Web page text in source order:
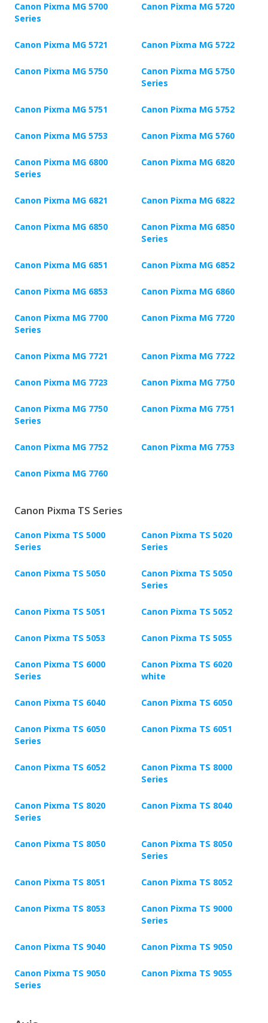
Canon Pixma MG 5700
Series
Canon Pixma MG 5720
Canon Pixma MG 5721 Canon Pixma MG 5722
Canon Pixma MG 5750
Canon Pixma MG 5750
Series
Canon Pixma MG 5751 Canon Pixma MG 5752
Canon Pixma MG 5753 Canon Pixma MG 5760
Canon Pixma MG 6800
Series
Canon Pixma MG 6820
Canon Pixma MG 6821 Canon Pixma MG 6822
Canon Pixma MG 6850
Canon Pixma MG 6850
Series
Canon Pixma MG 6851 Canon Pixma MG 6852
Canon Pixma MG 6853 Canon Pixma MG 6860
Canon Pixma MG 7700
Series
Canon Pixma MG 7720
Canon Pixma MG 7721 Canon Pixma MG 7722
Canon Pixma MG 7723 Canon Pixma MG 7750
Canon Pixma MG 7750
Series
Canon Pixma MG 7751
Canon Pixma MG 7752 Canon Pixma MG 7753
Canon Pixma MG 7760
Canon Pixma TS Series
Canon Pixma TS 5000
Series
Canon Pixma TS 5020
Series
Canon Pixma TS 5050
Canon Pixma TS 5050
Series
Canon Pixma TS 5051 Canon Pixma TS 5052
Canon Pixma TS 5053 Canon Pixma TS 5055
Canon Pixma TS 6000
Series
Canon Pixma TS 6020
white
Canon Pixma TS 6040 Canon Pixma TS 6050
Canon Pixma TS 6050
Series
Canon Pixma TS 6051
Canon Pixma TS 6052
Canon Pixma TS 8000
Series
Canon Pixma TS 8020
Series
Canon Pixma TS 8040
Canon Pixma TS 8050
Canon Pixma TS 8050
Series
Canon Pixma TS 8051 Canon Pixma TS 8052
Canon Pixma TS 8053
Canon Pixma TS 9000
Series
Canon Pixma TS 9040 Canon Pixma TS 9050
Canon Pixma TS 9050
Series
Canon Pixma TS 9055